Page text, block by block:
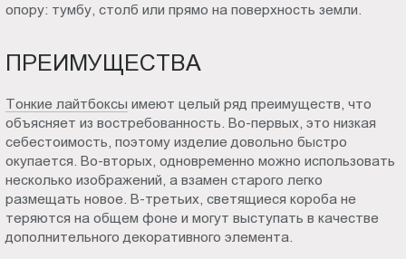
опору: тумбу, столб или прямо на поверхность земли.
ПРЕИМУЩЕСТВА
Тонкие лайтбоксы имеют целый ряд преимуществ, что
объясняет из востребованность. Во-первых, это низкая
себестоимость, поэтому изделие довольно быстро
окупается. Во-вторых, одновременно можно использовать
несколько изображений, а взамен старого легко
размещать новое. В-третьих, светящиеся короба не
теряются на общем фоне и могут выступать в качестве
дополнительного декоративного элемента.